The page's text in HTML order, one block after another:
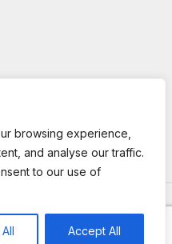
browsing experience,
and analyse our traffic.
to our use of
Accept All
Reserved.
web-idea.gr